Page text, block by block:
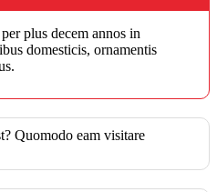
plus decem annos in
domesticis, ornamentis
Quomodo eam visitare